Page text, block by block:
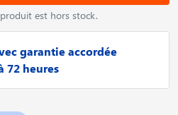
est hors stock.
garantie accordée
72 heures